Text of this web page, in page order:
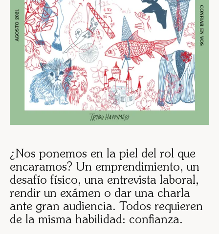
¿Nos ponemos en la piel del rol que
encaramos? Un emprendimiento, un
desafío físico, una entrevista laboral,
rendir un exámen o dar una charla
ante gran audiencia. Todos requieren
de la misma habilidad: confianza.